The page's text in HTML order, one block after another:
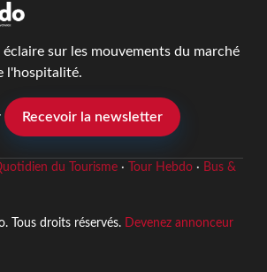
sur les mouvements du marché
l'hospitalité.
Recevoir la newsletter
du Tourisme· Tour Hebdo· Bus &
Tous droits réservés. Devenez annonceur